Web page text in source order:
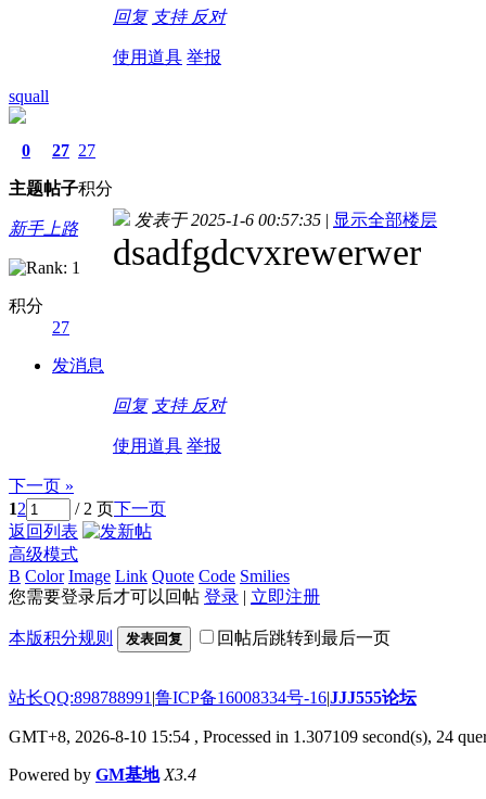
回复 支持 反对
使用道具 举报
squall
0
主题
27
帖子
27
积分
新手上路
积分
27
发消息
发表于 2025-1-6 00:57:35 | 显示全部楼层
dsadfgdcvxrewerwer
回复 支持 反对
使用道具 举报
下一页 »
12 / 2 页下一页
返回列表
高级模式
B Color Image Link Quote Code Smilies
您需要登录后才可以回帖 登录 | 立即注册
本版积分规则 发表回复 回帖后跳转到最后一页
站长QQ:898788991 |鲁ICP备16008334号-16|JJJ555论坛
GMT+8, 2026-8-10 15:54 , Processed in 1.307109 second(s), 24
Powered by GM基地 X3.4